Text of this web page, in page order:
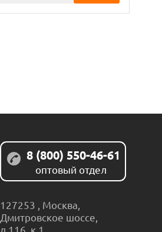
8 (800) 550-46-61
оптовый отдел
127253 , Москва,
Дмитровское шоссе,